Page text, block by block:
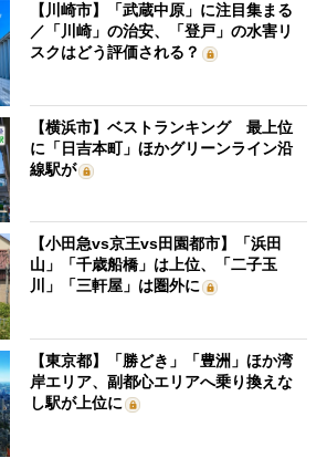
【川崎市】「武蔵中原」に注目集まる
／「川崎」の治安、「登戸」の水害リ
スクはどう評価される？
【横浜市】ベストランキング 最上位
に「日吉本町」ほかグリーンライン沿
線駅が
【小田急vs京王vs田園都市】「浜田
山」「千歳船橋」は上位、「二子玉
川」「三軒屋」は圏外に
【東京都】「勝どき」「豊洲」ほか湾
岸エリア、副都心エリアへ乗り換えな
し駅が上位に